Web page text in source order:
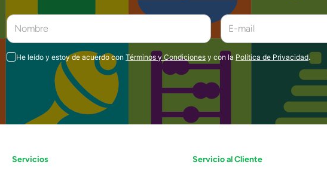
He leído y estoy de acuerdo con Términos y Condiciones y con la Política de Privacidad.
Servicios Servicio al Cliente